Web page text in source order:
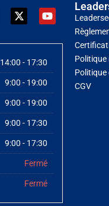
14:00 - 17:30
9:00 - 19:00
9:00 - 19:00
9:00 - 17:30
9:00 - 17:30
Fermé
Fermé
Politique
CGV